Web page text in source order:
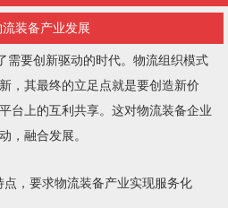
装备产业发展
要创新驱动的时代。物流组织模式
，其最终的立足点就是要创造新价
台上的互利共享。这对物流装备企业
，融合发展。
，要求物流装备产业实现服务化